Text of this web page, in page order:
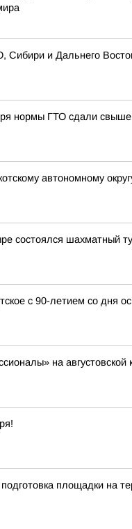
Сибири и Дальнего
нормы ГТО сдали свыше
автономному
шахматный
с 90-летием со дня
на августовской
площадки на